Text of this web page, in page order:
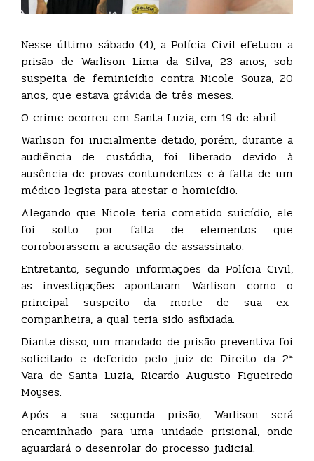
Nesse último sábado (4), a Polícia Civil efetuou a
prisão de Warlison Lima da Silva, 23 anos, sob
suspeita de feminicídio contra Nicole Souza, 20
anos, que estava grávida de três meses.
O crime ocorreu em Santa Luzia, em 19 de abril.
Warlison foi inicialmente detido, porém, durante a
audiência de custódia, foi liberado devido à
ausência de provas contundentes e à falta de um
médico legista para atestar o homicídio.
Alegando que Nicole teria cometido suicídio, ele
foi solto por falta de elementos que
corroborassem a acusação de assassinato.
Entretanto, segundo informações da Polícia Civil,
as investigações apontaram Warlison como o
principal suspeito da morte de sua ex-
companheira, a qual teria sido asfixiada.
Diante disso, um mandado de prisão preventiva foi
solicitado e deferido pelo juiz de Direito da 2ª
Vara de Santa Luzia, Ricardo Augusto Figueiredo
Moyses.
Após a sua segunda prisão, Warlison será
encaminhado para uma unidade prisional, onde
aguardará o desenrolar do processo judicial.